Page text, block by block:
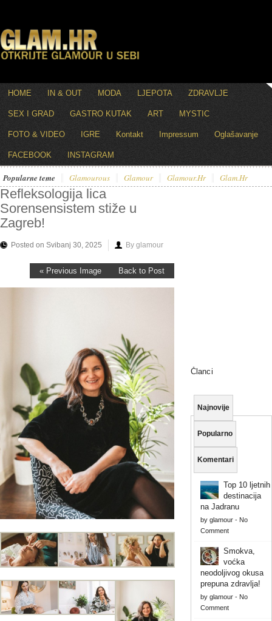
HOME IN & OUT MODA LJEPOTA ZDRAVLJE
SEX I GRAD GASTRO KUTAK ART MYSTIC
FOTO & VIDEO IGRE Kontakt Impressum Oglašavanje
FACEBOOK INSTAGRAM
Popularne teme Glamourous Glamour Glamour.hr Glam.hr
Refleksologija lica
Sorensensistem stiže u
Zagreb!
Posted on Svibanj 30, 2025 By glamour
« Previous Image Back to Post
Članci
Najnovije
Popularno
Komentari
Top 10 ljetnih
destinacija
na Jadranu
by glamour- No
Comment
Smokva,
voćka
neodoljivog okusa
prepuna zdravlja!
by glamour- No
Comment